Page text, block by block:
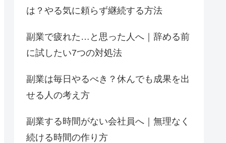
は？やる気に頼らず継続する方法
副業で疲れた…と思った人へ｜辞める前
に試したい7つの対処法
副業は毎日やるべき？休んでも成果を出
せる人の考え方
副業する時間がない会社員へ｜無理なく
続ける時間の作り方